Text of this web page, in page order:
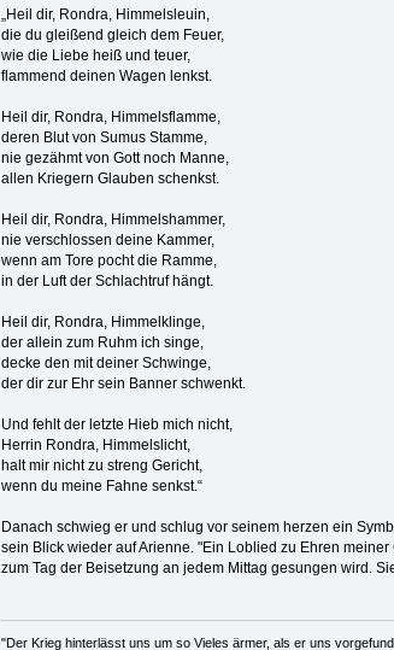
„Heil dir, Rondra, Himmelsleuin,
die du gleißend gleich dem Feuer,
wie die Liebe heiß und teuer,
flammend deinen Wagen lenkst.
Heil dir, Rondra, Himmelsflamme,
deren Blut von Sumus Stamme,
nie gezähmt von Gott noch Manne,
allen Kriegern Glauben schenkst.
Heil dir, Rondra, Himmelshammer,
nie verschlossen deine Kammer,
wenn am Tore pocht die Ramme,
in der Luft der Schlachtruf hängt.
Heil dir, Rondra, Himmelklinge,
der allein zum Ruhm ich singe,
decke den mit deiner Schwinge,
der dir zur Ehr sein Banner schwenkt.
Und fehlt der letzte Hieb mich nicht,
Herrin Rondra, Himmelslicht,
halt mir nicht zu streng Gericht,
wenn du meine Fahne senkst.“
Danach schwieg er und schlug vor seinem herzen ein
sein Blick wieder auf Arienne. "Ein Loblied zu Ehren
zum Tag der Beisetzung an jedem Mittag gesungen wird.
"Der Krieg hinterlässt uns um so Vieles ärmer, als er uns